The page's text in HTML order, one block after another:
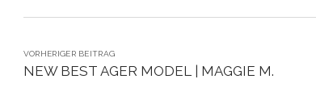
VORHERIGER BEITRAG
NEW BEST AGER MODEL | MAGGIE M.